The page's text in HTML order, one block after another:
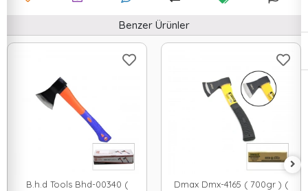
Benzer Ürünler
B.h.d Tools Bhd-00340 (
Dmax Dmx-4165 ( 700gr ) (